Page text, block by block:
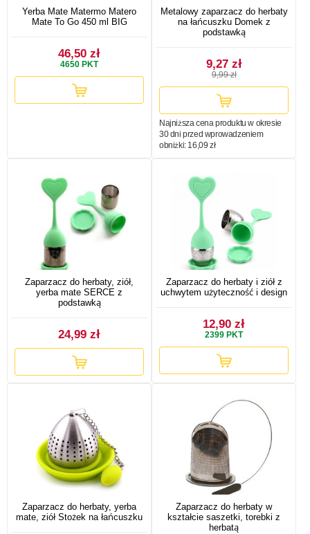
Yerba Mate Matermo Matero
Mate To Go 450 ml BIG
46,50 zł
4650 PKT
Metalowy zaparzacz do herbaty
na łańcuszku Domek z
podstawką
9,27 zł
9,99 zł
Najniższa cena produktu w okresie
30 dni przed wprowadzeniem
obniżki: 16,09 zł
Zaparzacz do herbaty, ziół,
yerba mate SERCE z
podstawką
24,99 zł
Zaparzacz do herbaty i ziół z
uchwytem użyteczność i design
12,90 zł
2399 PKT
Zaparzacz do herbaty, yerba
mate, ziół Stożek na łańcuszku
Zaparzacz do herbaty w
kształcie saszetki, torebki z
herbatą